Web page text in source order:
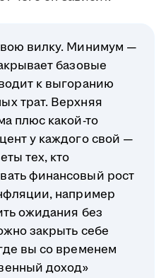
вилку. Минимум —
базовые
к выгоранию
трат. Верхняя
плюс какой-то
у каждого свой —
тех, кто
финансовый рост
например
ожидания без
закрыть себе
вы со временем
доход»